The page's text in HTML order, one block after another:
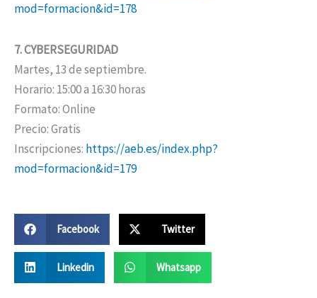
mod=formacion&id=178
7. CYBERSEGURIDAD
Martes, 13 de septiembre.
Horario: 15:00 a 16:30 horas
Formato: Online
Precio: Gratis
Inscripciones: https://aeb.es/index.php?
mod=formacion&id=179
Facebook Twitter
Linkedin Whatsapp